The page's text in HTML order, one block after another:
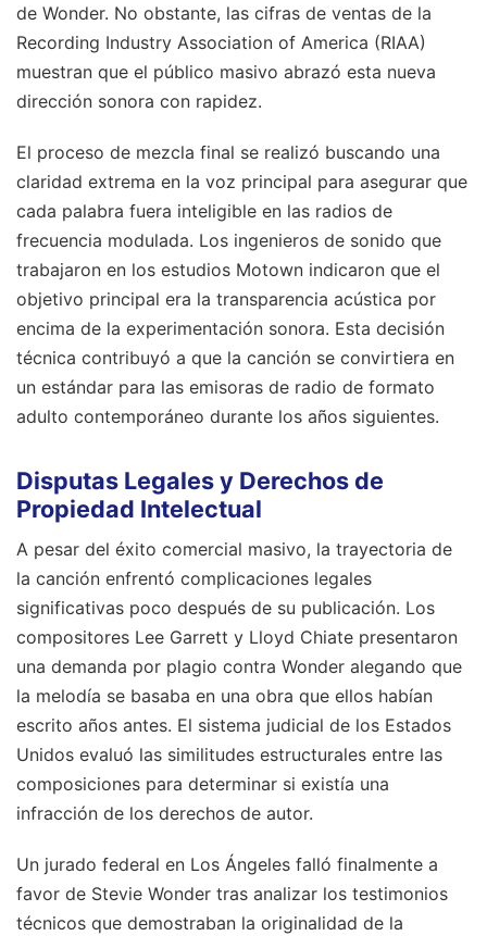
de Wonder. No obstante, las cifras de ventas de la
Recording Industry Association of America (RIAA)
muestran que el público masivo abrazó esta nueva
dirección sonora con rapidez.
El proceso de mezcla final se realizó buscando una
claridad extrema en la voz principal para asegurar que
cada palabra fuera inteligible en las radios de
frecuencia modulada. Los ingenieros de sonido que
trabajaron en los estudios Motown indicaron que el
objetivo principal era la transparencia acústica por
encima de la experimentación sonora. Esta decisión
técnica contribuyó a que la canción se convirtiera en
un estándar para las emisoras de radio de formato
adulto contemporáneo durante los años siguientes.
Disputas Legales y Derechos de
Propiedad Intelectual
A pesar del éxito comercial masivo, la trayectoria de
la canción enfrentó complicaciones legales
significativas poco después de su publicación. Los
compositores Lee Garrett y Lloyd Chiate presentaron
una demanda por plagio contra Wonder alegando que
la melodía se basaba en una obra que ellos habían
escrito años antes. El sistema judicial de los Estados
Unidos evaluó las similitudes estructurales entre las
composiciones para determinar si existía una
infracción de los derechos de autor.
Un jurado federal en Los Ángeles falló finalmente a
favor de Stevie Wonder tras analizar los testimonios
técnicos que demostraban la originalidad de la